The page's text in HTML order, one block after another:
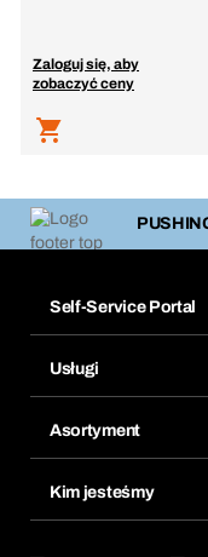
Zaloguj się, aby
zobaczyć ceny
Self-Service Portal
Ponowne zamówienie
Zamówienia cykliczne
Najczęściej zadawane
Usługi
Chemiczna baza danych
eProcurement
Asortyment
Kim jesteśmy